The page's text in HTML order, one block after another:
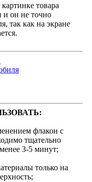
товара
и он не точно
так как на экране
флакон с
тщательно
3-5 минут;
только на